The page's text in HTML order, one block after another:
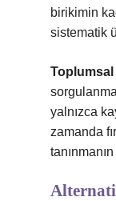
birikimin
sistematik
Toplumsal
yalnızca
zamanda